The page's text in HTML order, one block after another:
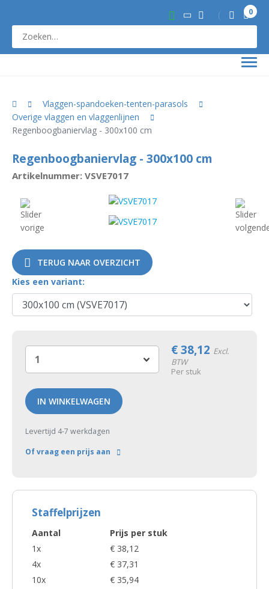
0
Vlaggen-spandoeken-tenten-parasols
Overige vlaggen en vlaggenlijnen
Regenboogbaniervlag - 300x100 cm
Regenboogbaniervlag - 300x100 cm
Artikelnummer: VSVE7017
TERUG NAAR OVERZICHT
Kies een variant:
€38,12 Excl.
BTW
Per stuk
IN WINKELWAGEN
Levertijd 4-7 werkdagen
Of vraag een prijs aan
Staffelprijzen
Aantal
Prijs per stuk
1x
€ 38,12
4x
€ 37,31
10x
€ 35,94